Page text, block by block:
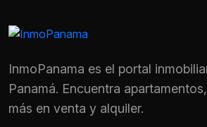
InmoPanama es el portal
Panamá. Encuentra
más en venta y alquiler.